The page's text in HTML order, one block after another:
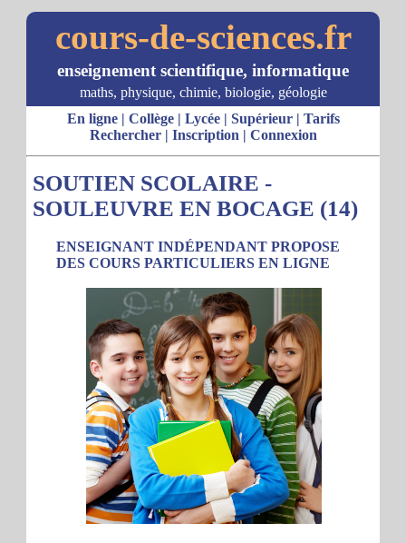
cours-de-sciences.fr
enseignement scientifique, informatique
maths, physique, chimie, biologie, géologie
En ligne| Collège| Lycée| Supérieur| Tarifs
Rechercher| Inscription | Connexion
SOUTIEN SCOLAIRE -
SOULEUVRE EN BOCAGE (14)
ENSEIGNANT INDÉPENDANT PROPOSE
DES COURS PARTICULIERS EN LIGNE